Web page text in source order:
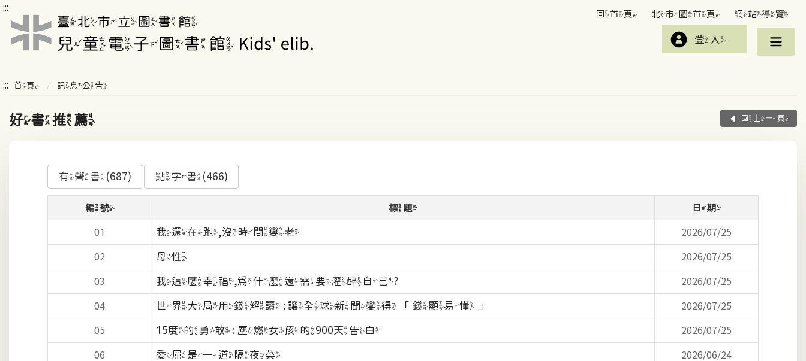
:::
回首頁 北市圖首頁 網站導覽
登入
::: 首頁 訊息公告
好書推薦 回上一頁
有聲書(687) 點字書(466)
編號 標題 日期
01 我還在跑,沒時間變老 2026/07/25
02 母性 2026/07/25
03 我這麼幸福,為什麼還需要灌醉自己? 2026/07/25
04 世界大局用錢解讀 : 讓全球新聞變得「錢顯易懂」 2026/07/25
05 15度的勇敢 : 塵燃女孩的900天告白 2026/07/25
06 委屈是一道隔夜菜 2026/06/24